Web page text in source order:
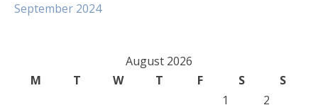
September 2024
August 2026
M
T W T F S
S
1
2